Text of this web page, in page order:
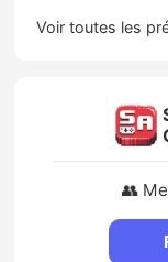
Voir toutes les
👥